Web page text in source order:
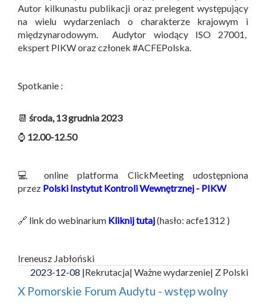
Autor kilkunastu publikacji oraz prelegent występujący
na wielu wydarzeniach o charakterze krajowym i
międzynarodowym. Audytor wiodący ISO 27001,
ekspert PIKW oraz członek #ACFEPolska.
Spotkanie :
📆 środa, 13 grudnia 2023
⌚ 12.00-12.50
💻 online platforma ClickMeeting udostępniona
przez Polski Instytut Kontroli Wewnętrznej - PIKW
🔗 link do webinarium Kliknij tutaj(hasło: acfe1312 )
Ireneusz Jabłoński
2023-12-08 |Rekrutacja| Ważne wydarzenie| Z Polski
X Pomorskie Forum Audytu - wstęp wolny